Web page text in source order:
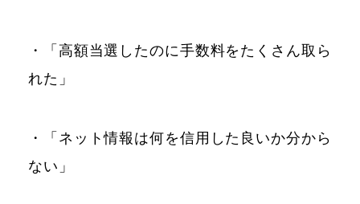
・「高額当選したのに手数料をたくさん取ら
れた」
・「ネット情報は何を信用した良いか分から
ない」